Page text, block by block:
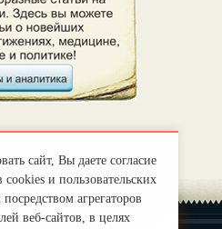
сайт, Вы даете согласие
и пользовательских
агрегаторов
веб-сайтов, в целях